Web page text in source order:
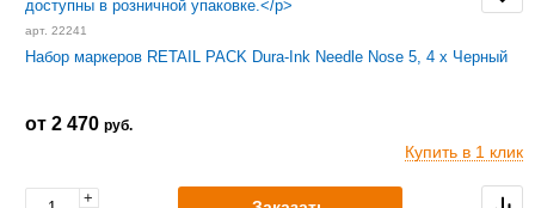
арт. 22241
Набор маркеров RETAIL PACK Dura-Ink Needle Nose 5, 4 x Черный
от 2 470 руб.
Купить в 1 клик
+